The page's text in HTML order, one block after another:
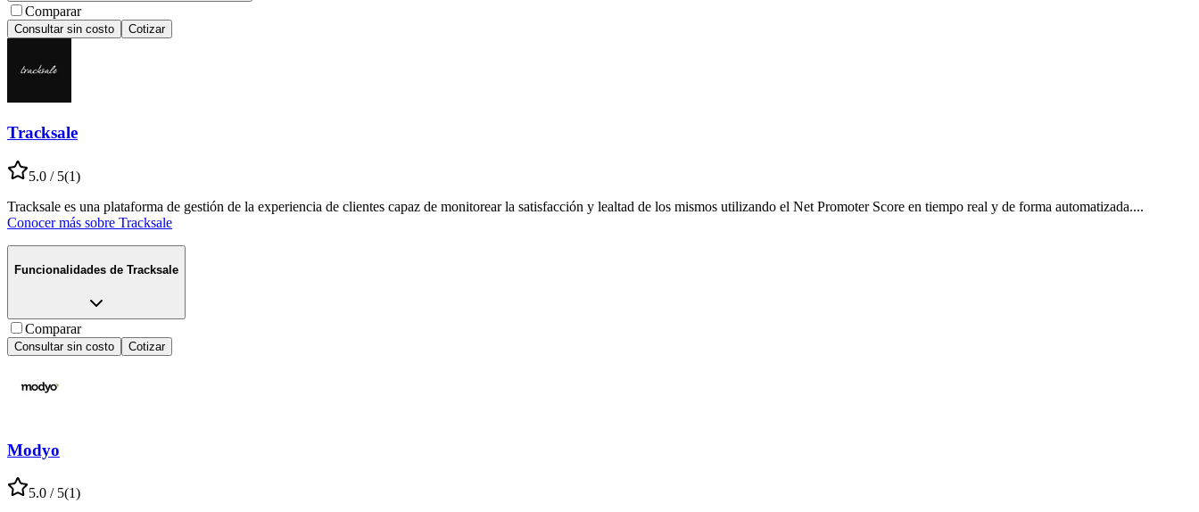
Comparar
Consultar sin costo Cotizar
Tracksale
5.0 / 5(1)
Tracksale es una plataforma de gestión de la experiencia de clientes capaz de monitorear la satisfacción y lealtad de los mismos utilizando el Net Promoter Score en tiempo real y de forma automatizada....
Conocer más sobre Tracksale
Funcionalidades de Tracksale
Comparar
Consultar sin costo Cotizar
Modyo
5.0 / 5(1)